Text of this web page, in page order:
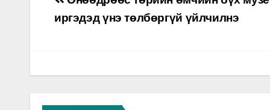
navigation
иргэдэд үнэ төлбөргүй үйлчилнэ